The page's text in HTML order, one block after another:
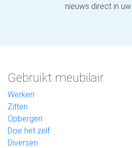
nieuws direct in
Gebruikt meubilair
Werken
Zitten
Opbergen
Doe het zelf
Diversen